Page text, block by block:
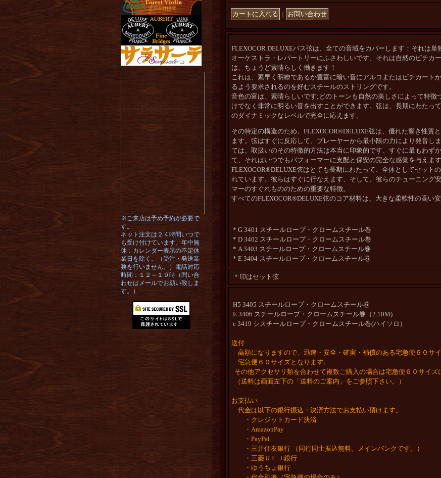
※ご来店は予め予約が必要で
す。
ネット注文は２４時間いつで
も受け付けています。年中無
休：カレンダー表示の不定休
業日を除く。（受注・発送業
務を行いません。）電話対応
時間：１２～１９時（問い合
わせはメールでお願い致しま
す。）
FLEXOCOR DELUXEバス弦は、全ての音域をカバーします：それは
オーケストラ・レパートリーにふさわしいです、それは自然のピチカ
は、ちょうど素晴らしく働きます！
これは、素早く明瞭であるか豊富に暗い音にアルコまたはピチカート
るよう要求されるのを好むスチールのストリングです。
音色の富は、素晴らしいです;どのトーンも自然の美しさによって特徴
けでなく非常に明るい音を出すことができます。弦は、長期にわたっ
のダイナミックなレベルで完全に応えます。
その特定の構造のため、FLEXOCOR®DELUXE弦は、優れた響き性質
ます。弦はすぐに反応して、プレーヤーから最小限の力により発音し
ては、取扱いのその特徴的方法は本当に印象的です、すぐに最もわず
て、それはいつでもパフォーマーに支配と保安の完全な感覚を与えます
FLEXOCOR®DELUXE弦はとても長期にわたって、全体としてセット
れています。彼らはすぐに行なえます、そして、彼らのチューニング
マーのすぐれもののための重要な特徴。
すべてのFLEXOCOR®DELUXE弦のコア材料は、大きな柔軟性の高い
* G 3401 スチールロープ・クロームスチール巻
* D 3402 スチールロープ・クロームスチール巻
* A 3403 スチールロープ・クロームスチール巻
* E 3404 スチールロープ・クロームスチール巻
＊印はセット弦
H5 3405 スチールロープ・クロームスチール巻
E 3406 スチールロープ・クロームスチール巻（2.10M)
c 3419 シスチールロープ・クロームスチール巻(ハイソロ）
送付
高額になりますので、迅速・安全・確実・補償のある宅急便６０サイ
宅急便６０サイズとなります。
その他アクセサリ類を合わせて複数ご購入の場合は宅急便６０サイズ
（送料は画面左下の「送料のご案内」をご参照下さい。）
お支払い
代金は以下の銀行振込・決済方法でお支払い頂けます。
・クレジットカード決済
・AmazonPay
・PayPal
・三井住友銀行 （同行同士振込無料。メインバンクです。）
・三菱ＵＦＪ銀行
・ゆうちょ銀行